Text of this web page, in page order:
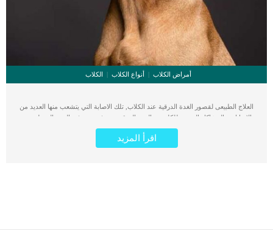
أمراض الكلاب أنواع الكلاب الكلاب
العلاج الطبيعى لقصور الغدة الدرقية عند الكلاب, تلك الاصابة التي يتشعب منها العديد من
الإصابات والمشاكل الصحية للكلب. الغدة الدرقية هي غدة تقع في الجزء السفلي من
رقبة الكلب ويجب أن تفرز هرموناتها بشكل متوازن. كما تعتبر الغدة الدرقية مسؤولة عن
إنتاج مجموعة متنوعة من الهرمونات التي تساعد على تنظيم عدة وظائف فى الجسم عند
الكلاب. أي اضطراب في روتين الغدة الدرقية يمكن أن يؤدي إلى مشاكل صحية خطيرة
اقرأ المزيد